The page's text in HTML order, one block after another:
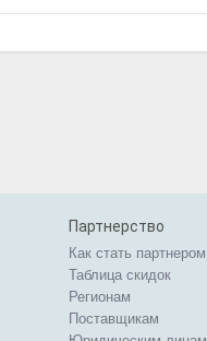
Партнерство
Как стать партнером
Таблица скидок
Регионам
Поставщикам